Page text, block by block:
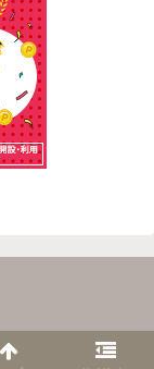
Reserved.